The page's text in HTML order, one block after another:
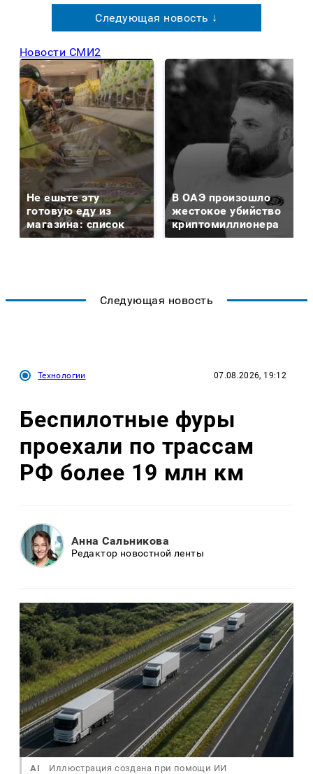
Следующая новость ↓
Новости СМИ2
Не ешьте эту
готовую еду из
магазина: список
В ОАЭ произошло
жестокое убийство
криптомиллионера
Следующая новость
Технологии 07.08.2026, 19:12
Беспилотные фуры
проехали по трассам
РФ более 19 млн км
Анна Сальникова
Редактор новостной ленты
AI Иллюстрация создана при помощи ИИ